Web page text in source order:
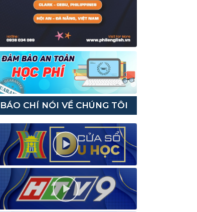
BÁO CHÍ NÓI VỀ CHÚNG TÔI